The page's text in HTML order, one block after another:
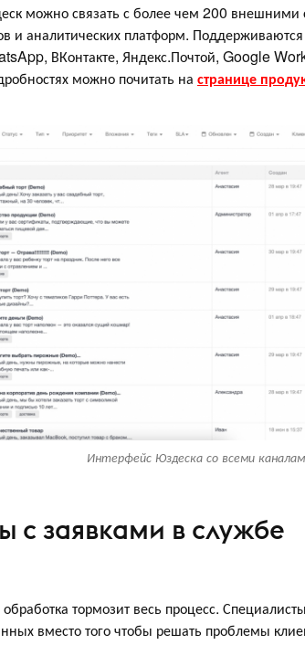
можно связать с более чем 200
и аналитических платформ.
ВКонтакте, Яндекс.Почтой, Google
можно почитать на странице
Интерфейс Юздеска со всеми
с заявками в службе
тормозит весь процесс.
вместо того чтобы решать проблемы